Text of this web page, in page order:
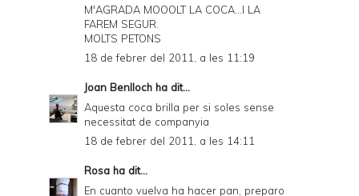
M'AGRADA MOOOLT LA COCA...I LA
FAREM SEGUR.
MOLTS PETONS
18 de febrer del 2011, a les 11:19
Joan Benlloch ha dit...
Aquesta coca brilla per si soles sense
necessitat de companyia
18 de febrer del 2011, a les 14:11
Rosa ha dit...
En cuanto vuelva ha hacer pan, preparo